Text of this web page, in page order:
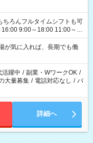
9:00～18:00 11:00～
ん ※法令に基づき、週20時
となります ※労働者派遣法
短時間・短期間の就業はご
気に入れば、長期でも働
活躍中 / 副業・WワークOK /
大量募集 / 電話対応なし / パ
詳細へ